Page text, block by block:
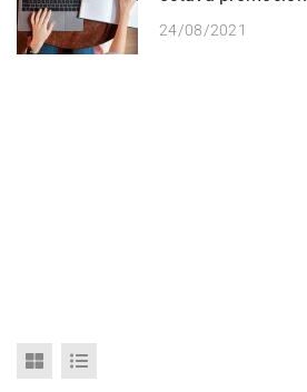
24/08/2021